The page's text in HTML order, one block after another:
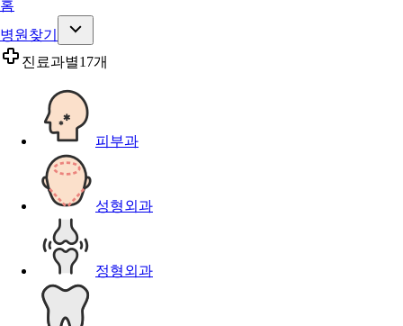
홈
병원찾기
진료과별17개
피부과
성형외과
정형외과